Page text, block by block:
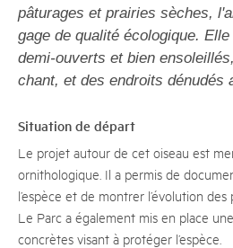
pâturages et prairies sèches,
gage de qualité écologique.
demi-ouverts et bien
chant, et des endroits dénudés
Situation de départ
Le projet autour de cet oiseau est
ornithologique. Il a permis de
l’espèce et de montrer l’évolution
Le Parc a également mis en place
concrètes visant à protéger l’espèce.